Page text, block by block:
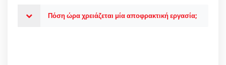
Πόση ώρα χρειάζεται μία αποφρακτική εργασία;